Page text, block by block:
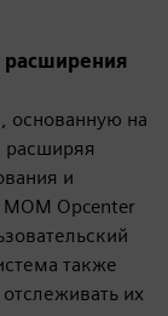
расширения
основанную на
расширяя
и
Opcenter
также
их